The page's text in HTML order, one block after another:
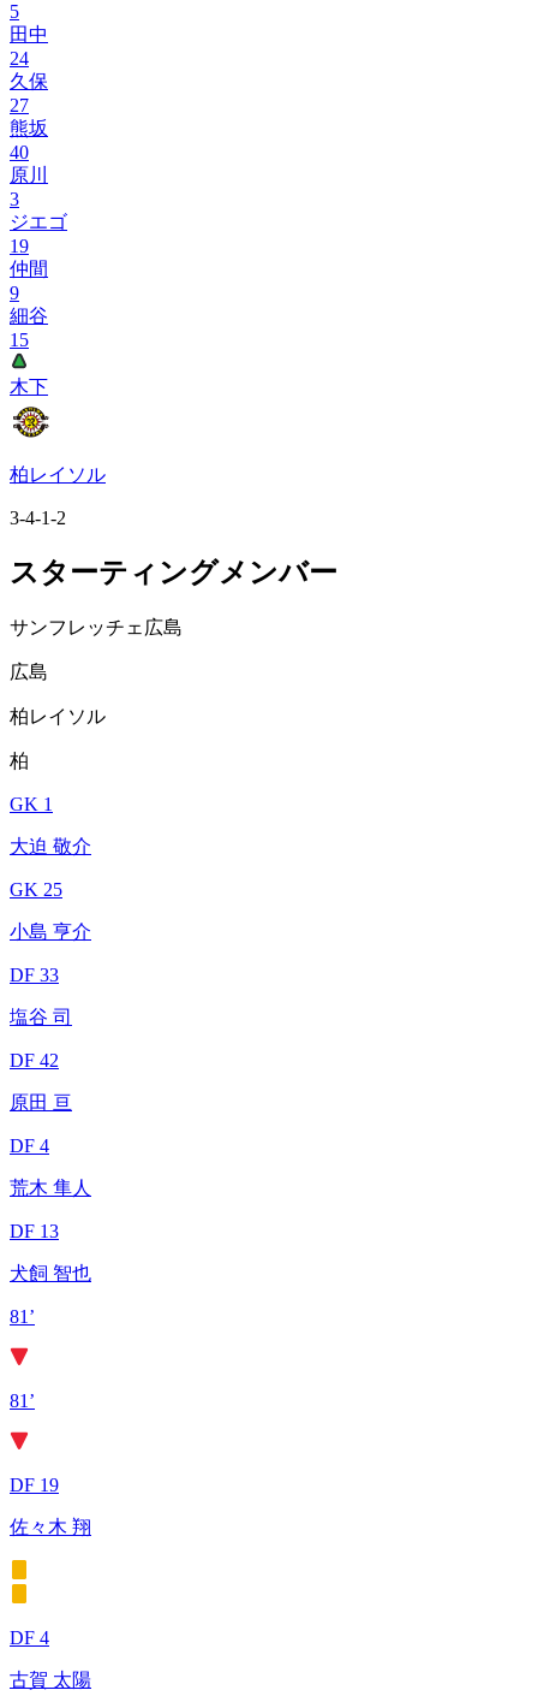
5
田中
24
久保
27
熊坂
40
原川
3
ジエゴ
19
仲間
9
細谷
15
木下
柏レイソル
3-4-1-2
スターティングメンバー
サンフレッチェ広島
広島
柏レイソル
柏
GK 1
大迫 敬介
GK 25
小島 亨介
DF 33
塩谷 司
DF 42
原田 亘
DF 4
荒木 隼人
DF 13
犬飼 智也
81’
81’
DF 19
佐々木 翔
DF 4
古賀 太陽